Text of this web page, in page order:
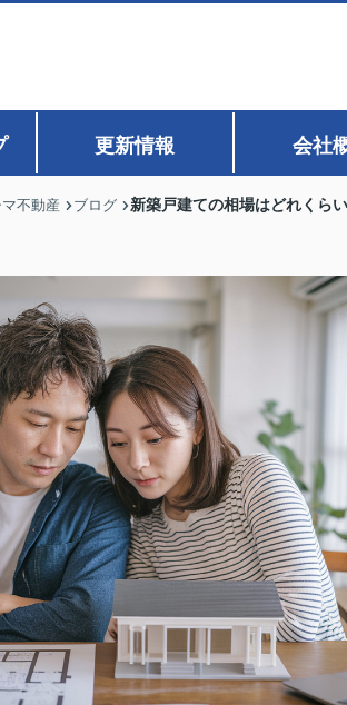
更新情報 会社
不動産 ブログ 新築戸建ての相場はどれくら